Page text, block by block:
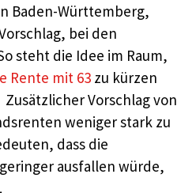
Baden-Württemberg,
bei den
steht die Idee im Raum,
Rente mit 63 zu kürzen
Vorschlag von
weniger stark zu
dass die
ausfallen würde,